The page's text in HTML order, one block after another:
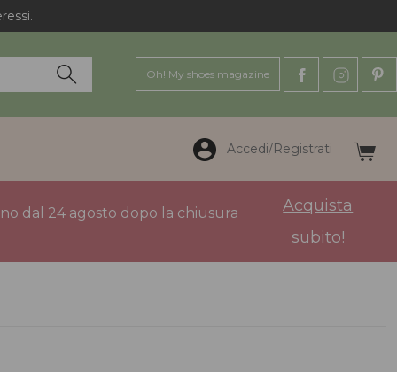
Oh! My shoes magazine
Accedi/Registrati
dal 24 agosto dopo la chiusura
Acquista
subito!